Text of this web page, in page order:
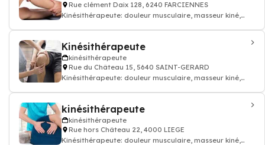
Rue clément Daix 128, 6240 FARCIENNES
Kinésithérapeute: douleur musculaire, masseur kiné,
Kinésithérapeute
kinésithérapeute
Rue du Château 15, 5640 SAINT-GERARD
Kinésithérapeute: douleur musculaire, masseur kiné,
kinésithérapeute
kinésithérapeute
Rue hors Château 22, 4000 LIEGE
Kinésithérapeute: douleur musculaire, masseur kiné,